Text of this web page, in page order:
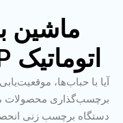
ماشین
اتوماتیک XQ-TBP چیست؟
آیا با حباب‌ها،
برچسب‌گذاری محصولات